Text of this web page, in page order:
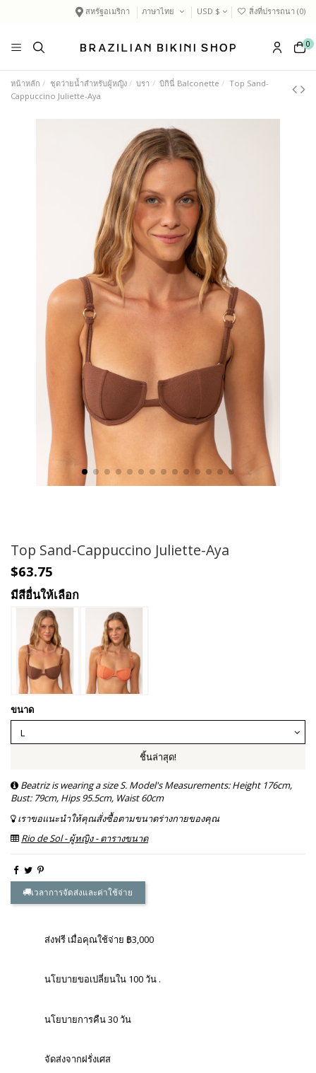
สหรัฐอเมริกา ภาษาไทย USD $ สิ่งที่ปรารถนา (0)
0
หน้าหลัก ชุดว่ายน้ำสำหรับผู้หญิง บรา บิกินี่ Balconette
Top Sand-
Cappuccino Juliette-Aya
Top Sand-Cappuccino Juliette-Aya
$63.75
มีสีอื่นให้เลือก
ขนาด
ชิ้นล่าสุด!
Beatriz is wearing a size S. Model's Measurements: Height 176cm,
Bust: 79cm, Hips 95.5cm, Waist 60cm
เราขอแนะนำให้คุณสั่งซื้อตามขนาดร่างกายของคุณ
Rio de Sol - ผู้หญิง - ตารางขนาด
เวลาการจัดส่งและค่าใช้จ่าย
ส่งฟรี เมื่อคุณใช้จ่าย ฿3,000
นโยบายขอเปลี่ยนใน 100 วัน .
นโยบายการคืน 30 วัน
จัดส่งจากฝรั่งเศส